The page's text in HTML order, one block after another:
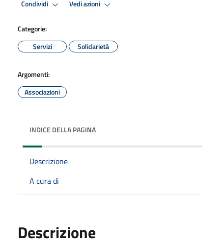
Condividi Vedi azioni
Categorie:
Servizi
Solidarietà
Argomenti:
Associazioni
INDICE DELLA PAGINA
Descrizione
A cura di
Descrizione